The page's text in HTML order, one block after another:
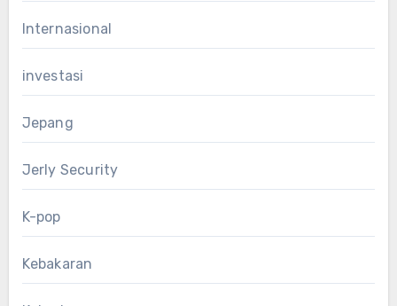
Internasional
investasi
Jepang
Jerly Security
K-pop
Kebakaran